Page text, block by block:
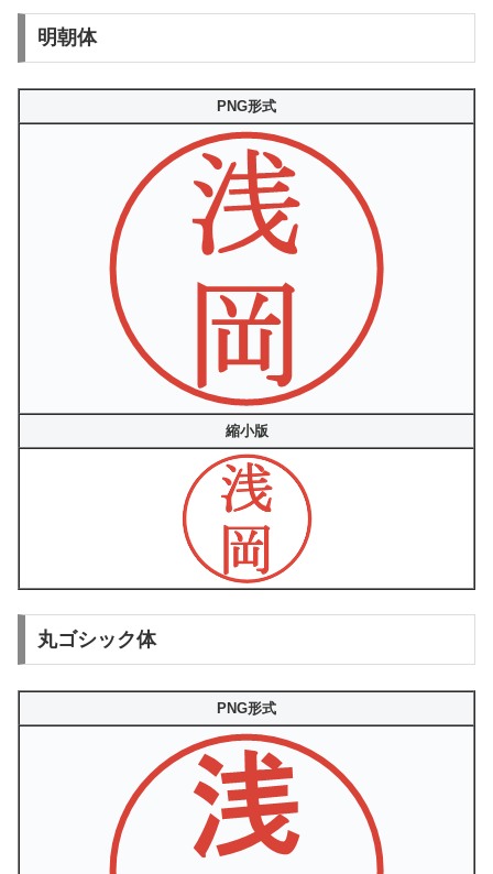
明朝体
PNG形式
縮小版
丸ゴシック体
PNG形式